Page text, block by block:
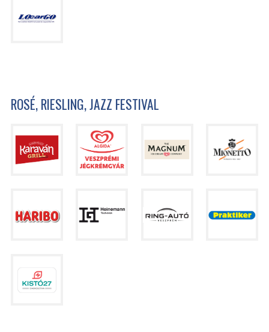
ROSÉ, RIESLING, JAZZ FESTIVAL